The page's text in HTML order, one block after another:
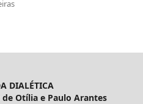
DIALÉTICA
Otília e Paulo Arantes